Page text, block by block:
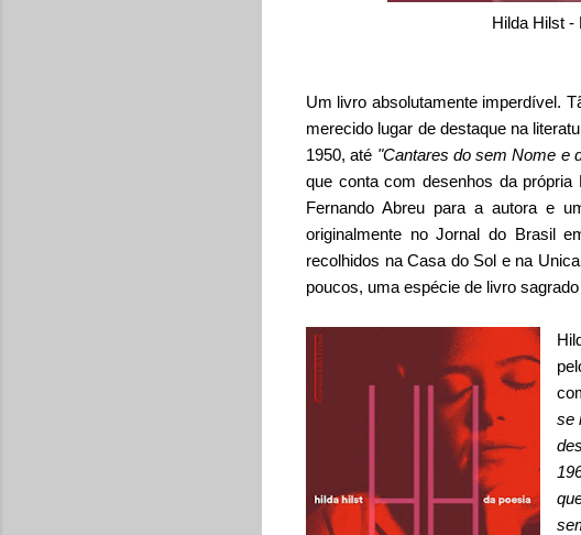
Hilda Hilst -
Um livro absolutamente imperdível.
merecido lugar de destaque na
1950, até "Cantares do sem Nome e
que conta com desenhos da própria
Fernando Abreu para a autora e
originalmente no Jornal do Brasil
recolhidos na Casa do Sol e na
poucos, uma espécie de livro
se